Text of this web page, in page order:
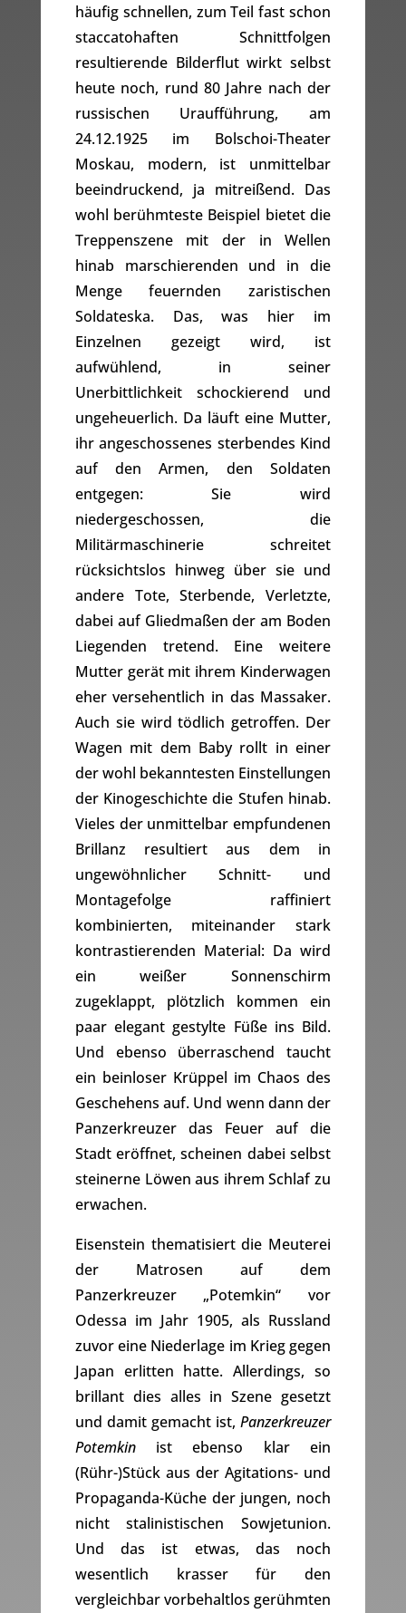
häufig schnellen, zum Teil fast schon
staccatohaften Schnittfolgen
resultierende Bilderflut wirkt selbst
heute noch, rund 80 Jahre nach der
russischen Uraufführung, am
24.12.1925 im Bolschoi-Theater
Moskau, modern, ist unmittelbar
beeindruckend, ja mitreißend. Das
wohl berühmteste Beispiel bietet die
Treppenszene mit der in Wellen
hinab marschierenden und in die
Menge feuernden zaristischen
Soldateska. Das, was hier im
Einzelnen gezeigt wird, ist
aufwühlend, in seiner
Unerbittlichkeit schockierend und
ungeheuerlich. Da läuft eine Mutter,
ihr angeschossenes sterbendes Kind
auf den Armen, den Soldaten
entgegen: Sie wird
niedergeschossen, die
Militärmaschinerie schreitet
rücksichtslos hinweg über sie und
andere Tote, Sterbende, Verletzte,
dabei auf Gliedmaßen der am Boden
Liegenden tretend. Eine weitere
Mutter gerät mit ihrem Kinderwagen
eher versehentlich in das Massaker.
Auch sie wird tödlich getroffen. Der
Wagen mit dem Baby rollt in einer
der wohl bekanntesten Einstellungen
der Kinogeschichte die Stufen hinab.
Vieles der unmittelbar empfundenen
Brillanz resultiert aus dem in
ungewöhnlicher Schnitt- und
Montagefolge raffiniert
kombinierten, miteinander stark
kontrastierenden Material: Da wird
ein weißer Sonnenschirm
zugeklappt, plötzlich kommen ein
paar elegant gestylte Füße ins Bild.
Und ebenso überraschend taucht
ein beinloser Krüppel im Chaos des
Geschehens auf. Und wenn dann der
Panzerkreuzer das Feuer auf die
Stadt eröffnet, scheinen dabei selbst
steinerne Löwen aus ihrem Schlaf zu
erwachen.
Eisenstein thematisiert die Meuterei
der Matrosen auf dem
Panzerkreuzer „Potemkin“ vor
Odessa im Jahr 1905, als Russland
zuvor eine Niederlage im Krieg gegen
Japan erlitten hatte. Allerdings, so
brillant dies alles in Szene gesetzt
und damit gemacht ist,Panzerkreuzer
Potemkinist ebenso klar ein
(Rühr-)Stück aus der Agitations- und
Propaganda-Küche der jungen, noch
nicht stalinistischen Sowjetunion.
Und das ist etwas, das noch
wesentlich krasser für den
vergleichbar vorbehaltlos gerühmten